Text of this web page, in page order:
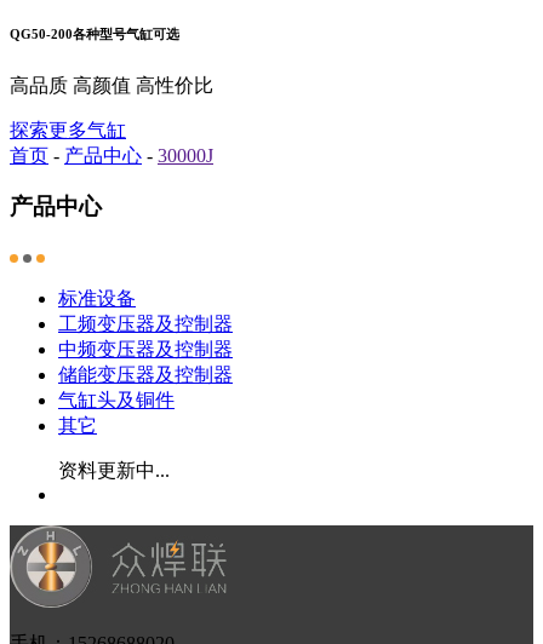
QG50-200各种型号气缸可选
高品质 高颜值 高性价比
探索更多气缸
首页 - 产品中心 - 30000J
产品中心
标准设备
工频变压器及控制器
中频变压器及控制器
储能变压器及控制器
气缸头及铜件
其它
资料更新中...